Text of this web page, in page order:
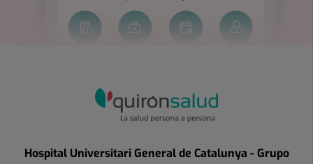
Hospital Universitari General de Catalunya - Grupo